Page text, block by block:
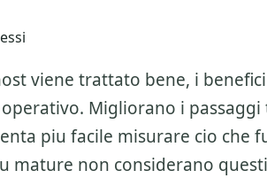
viene trattato bene, i
Migliorano i passaggi
piu facile misurare cio che
mature non considerano